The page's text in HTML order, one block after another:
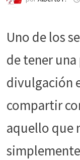
Uno de los
de tener
divulgación
compartir
aquello que
web.
Estadísticas
Para que
podamos
mejorar la
funcionalidad
y estructura
de la web, en
base a cómo
se usa la web.